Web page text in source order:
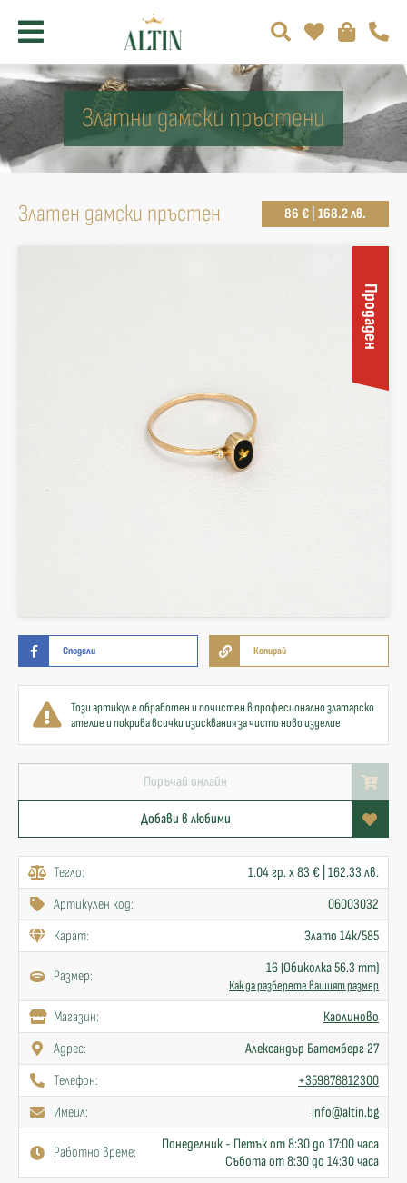
Златни дамски пръстени
Златен дамски пръстен 86 € | 168.2 лв.
Продаден
Сподели Копирай
Този артикул е обработен и почистен в професионално златарско
ателие и покрива всички изисквания за чисто ново изделие
Поръчай онлайн
Добави в любими
Тегло:
1.04 гр. x 83 € | 162.33 лв.
Артикулен код:
06003032
Карат:
Злато 14к/585
Размер: 16 (Обиколка 56.3 mm)
Как да разберете вашият размер
Mагазин:
Каолиново
Адрес:
Александър Батемберг 27
Телефон:
+359878812300
Имейл:
info@altin.bg
Работно време:
Понеделник - Петък от 8:30 до 17:00 часа
Събота от 8:30 до 14:30 часа